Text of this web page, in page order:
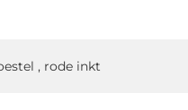
, rode inkt